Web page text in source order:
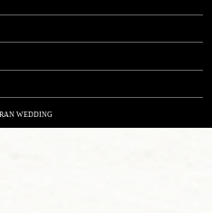
WEDDING